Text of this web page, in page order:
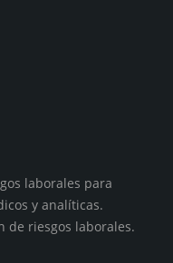
laborales para
y analíticas.
de riesgos laborales.